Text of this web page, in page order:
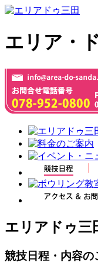
エリア・
エリアドゥ三
競技日程・内容の